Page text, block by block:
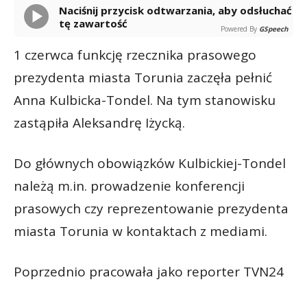
Naciśnij przycisk odtwarzania, aby odsłuchać
tę zawartość
Powered By GSpeech
1 czerwca funkcję rzecznika prasowego
prezydenta miasta Torunia zaczęła pełnić
Anna Kulbicka-Tondel. Na tym stanowisku
zastąpiła Aleksandrę Iżycką.
Do głównych obowiązków Kulbickiej-Tondel
należą m.in. prowadzenie konferencji
prasowych czy reprezentowanie prezydenta
miasta Torunia w kontaktach z mediami.
Poprzednio pracowała jako reporter TVN24